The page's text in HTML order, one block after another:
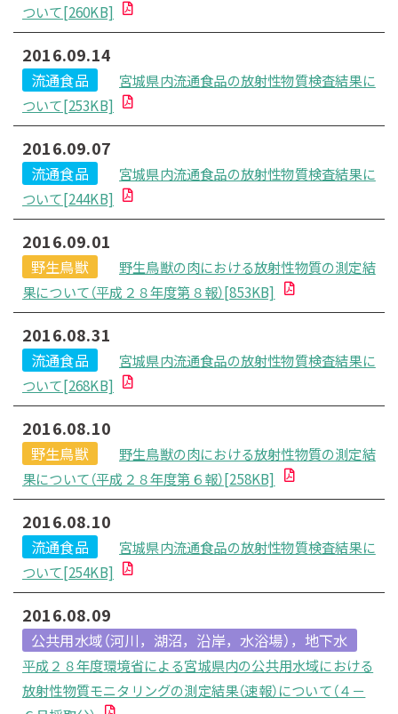
ついて[260KB]
2016.09.14
流通食品
宮城県内流通食品の放射性物質検査結果に
ついて[253KB]
2016.09.07
流通食品
宮城県内流通食品の放射性物質検査結果に
ついて[244KB]
2016.09.01
野生鳥獣
野生鳥獣の肉における放射性物質の測定結
果について（平成２８年度第８報）[853KB]
2016.08.31
流通食品
宮城県内流通食品の放射性物質検査結果に
ついて[268KB]
2016.08.10
野生鳥獣
野生鳥獣の肉における放射性物質の測定結
果について（平成２８年度第６報）[258KB]
2016.08.10
流通食品
宮城県内流通食品の放射性物質検査結果に
ついて[254KB]
2016.08.09
公共用水域（河川，湖沼，沿岸，水浴場），地下水
平成２８年度環境省による宮城県内の公共用水域における
放射性物質モニタリングの測定結果（速報）について（４－